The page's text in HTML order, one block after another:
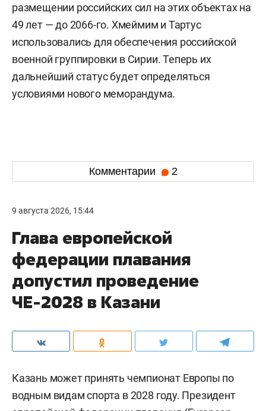
размещении российских сил на этих объектах на
49 лет — до 2066-го. Хмеймим и Тартус
использовались для обеспечения российской
военной группировки в Сирии. Теперь их
дальнейший статус будет определяться
условиями нового меморандума.
Комментарии 2
9 августа 2026, 15:44
Глава европейской
федерации плавания
допустил проведение
ЧЕ-2028 в Казани
Казань может принять чемпионат Европы по
водным видам спорта в 2028 году. Президент